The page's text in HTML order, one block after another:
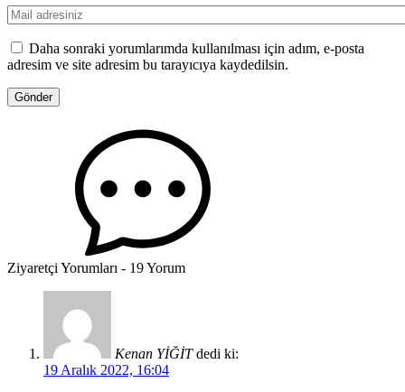
Daha sonraki yorumlarımda kullanılması için adım, e-posta
adresim ve site adresim bu tarayıcıya kaydedilsin.
Ziyaretçi Yorumları - 19 Yorum
Kenan YİĞİT dedi ki:
19 Aralık 2022, 16:04